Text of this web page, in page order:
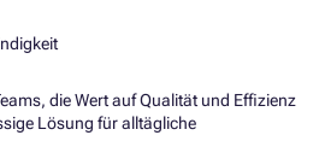
die Wert auf Qualität und Effizienz
Lösung für alltägliche